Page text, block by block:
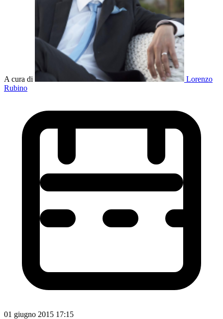
A cura di
Lorenzo
Rubino
01 giugno 2015 17:15